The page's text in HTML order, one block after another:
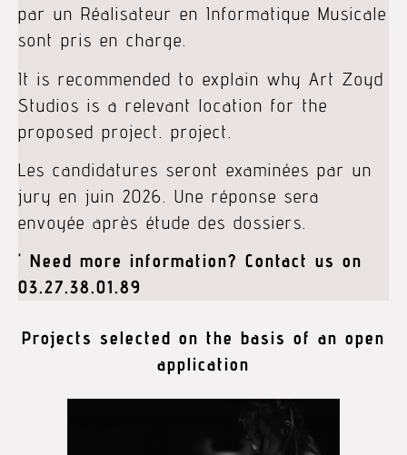
par un Réalisateur en Informatique Musicale
sont pris en charge.
It is recommended to explain why Art Zoyd
Studios is a relevant location for the
proposed project. project.
Les candidatures seront examinées par un
jury en juin 2026. Une réponse sera
envoyée après étude des dossiers.
' Need more information? Contact us on
03.27.38.01.89
Projects selected on the basis of an open
application